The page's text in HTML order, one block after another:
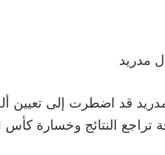
مدريد
قد اضطرت إلى تعيين
تراجع النتائج وخسارة